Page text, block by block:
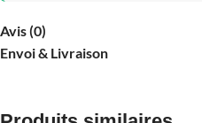
Avis (0)
Envoi & Livraison